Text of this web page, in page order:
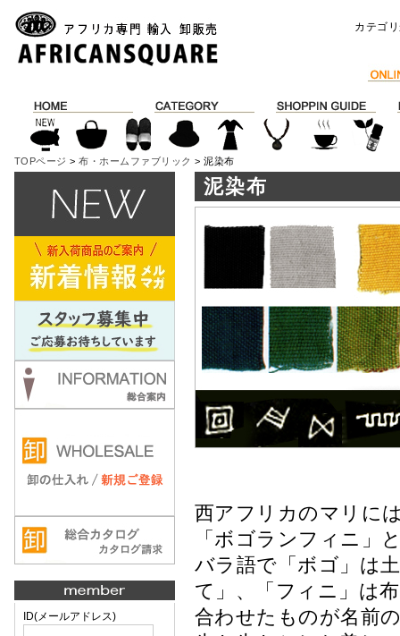
カテゴ
TOPページ >布・ホームファブリック > 泥染布
ID(メールアドレス)
泥染布
西アフリカのマリに
「ボゴランフィニ」
バラ語で「ボゴ」は
て」、「フィニ」は
合わせたものが名前